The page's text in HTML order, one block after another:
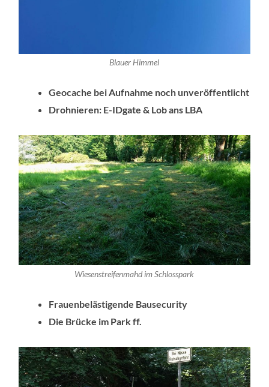
Blauer Himmel
Geocache bei Aufnahme noch unveröffentlicht
Drohnieren: E-IDgate & Lob ans LBA
Wiesenstreifenmahd im Schlosspark
Frauenbelästigende Bausecurity
Die Brücke im Park ff.